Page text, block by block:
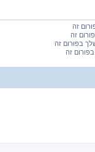
זה
זה
בפורום זה
זה